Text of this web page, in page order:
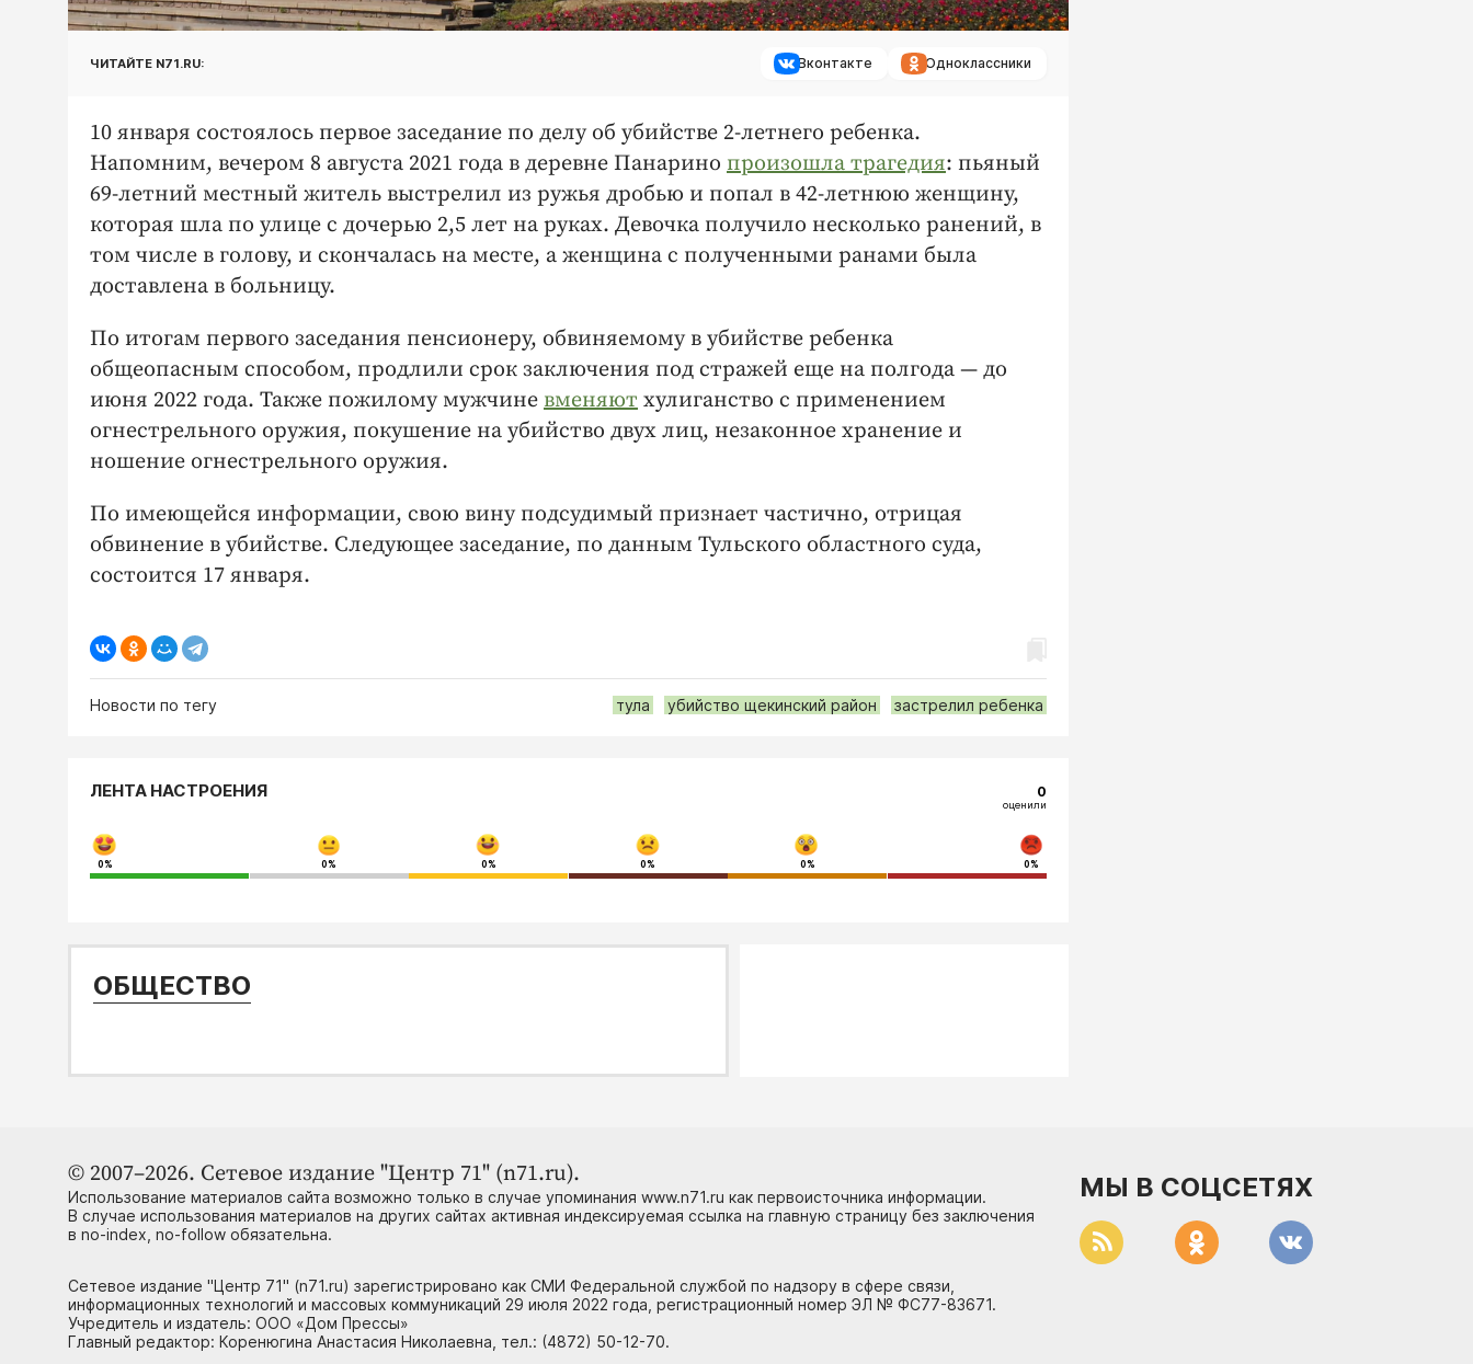
ЧИТАЙТЕ N71.RU: Вконтакте Одноклассники
10 января состоялось первое заседание по делу об убийстве 2-летнего ребенка.
Напомним, вечером 8 августа 2021 года в деревне Панарино произошла трагедия: пьяный
69-летний местный житель выстрелил из ружья дробью и попал в 42-летнюю женщину,
которая шла по улице с дочерью 2,5 лет на руках. Девочка получило несколько ранений, в
том числе в голову, и скончалась на месте, а женщина с полученными ранами была
доставлена в больницу.
По итогам первого заседания пенсионеру, обвиняемому в убийстве ребенка
общеопасным способом, продлили срок заключения под стражей еще на полгода — до
июня 2022 года. Также пожилому мужчине вменяют хулиганство с применением
огнестрельного оружия, покушение на убийство двух лиц, незаконное хранение и
ношение огнестрельного оружия.
По имеющейся информации, свою вину подсудимый признает частично, отрицая
обвинение в убийстве. Следующее заседание, по данным Тульского областного суда,
состоится 17 января.
Новости по тегу тула убийство щекинский район застрелил ребенка
ЛЕНТА НАСТРОЕНИЯ 0
оценили
0% 0% 0% 0% 0% 0%
ОБЩЕСТВО
© 2007–2026. Сетевое издание "Центр 71" (n71.ru).
Использование материалов сайта возможно только в случае упоминания www.n71.ru как первоисточника информации.
В случае использования материалов на других сайтах активная индексируемая ссылка на главную страницу без заключения
в no-index, no-follow обязательна.
Сетевое издание "Центр 71" (n71.ru) зарегистрировано как СМИ Федеральной службой по надзору в сфере связи,
информационных технологий и массовых коммуникаций 29 июля 2022 года, регистрационный номер ЭЛ № ФС77-83671.
Учредитель и издатель: ООО «Дом Прессы»
Главный редактор: Коренюгина Анастасия Николаевна, тел.: (4872) 50-12-70.
МЫ В СОЦСЕТЯХ